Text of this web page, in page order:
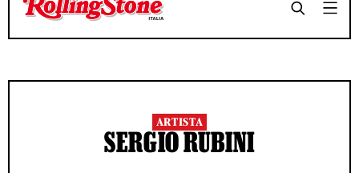
ARTISTA
SERGIO RUBINI